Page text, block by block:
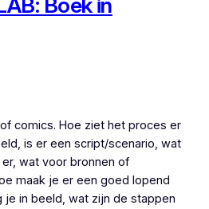
comics. Hoe ziet het proces er
is er een script/scenario, wat
wat voor bronnen of
maak je er een goed lopend
je in beeld, wat zijn de stappen